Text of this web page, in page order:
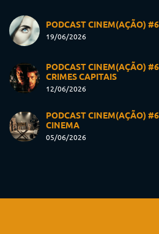
PODCAST CINEM(AÇÃO)
19/06/2026
PODCAST CINEM(AÇÃO)
CRIMES CAPITAIS
12/06/2026
PODCAST CINEM(AÇÃO)
CINEMA
05/06/2026